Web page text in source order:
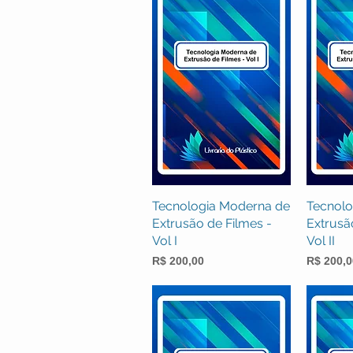
Visualização rápida
Tecnologia Moderna de
Extrusão de Filmes -
Vol I
Preço
R$ 200,00
Vol II
Preço
R$